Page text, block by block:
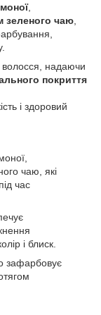
,
зеленого чаю
волосся, надаючи
покриття
і здоровий
чаю, які
час
і блиск.
зафарбовує